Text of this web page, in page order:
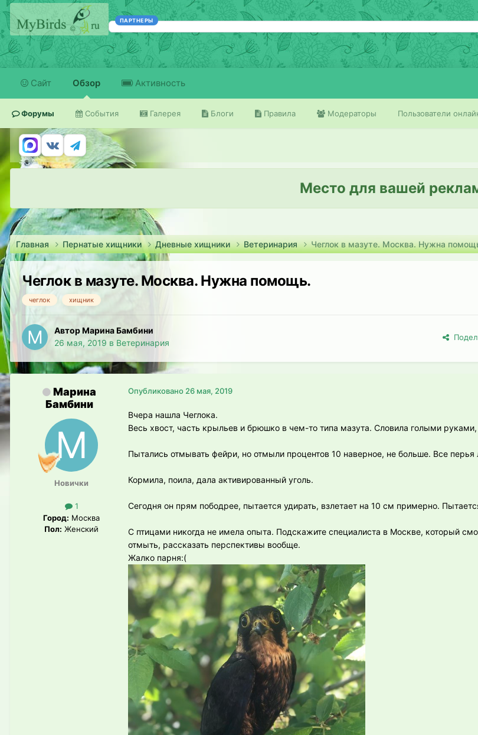
ПАРТНЕРЫ
Сайт Обзор
Форумы События Галерея Блоги Правила Модераторы Пользователи
Активность
Место для вашей
Главная Пернатые хищники Дневные хищники Ветеринария Чеглок в мазуте. Москва. Нужна
Чеглок в мазуте. Москва. Нужна помощь.
чеглок хищник
Автор Марина Бамбини
26 мая, 2019 в Ветеринария
Марина
Бамбини
Новички
1
Город: Москва
Пол: Женский
Опубликовано 26 мая, 2019
Вчера нашла Чеглока.
Весь хвост, часть крыльев и брюшко в чем-то типа мазута. Словила голыми руками,
Пытались отмывать фейри, но отмыли процентов 10 наверное, не больше. Все перья
Кормила, поила, дала активированный уголь.
Сегодня он прям пободрее, пытается удирать, взлетает на 10 см примерно.
С птицами никогда не имела опыта. Подскажите специалиста в Москве, который
отмыть, рассказать перспективы вообще.
Жалко парня:(